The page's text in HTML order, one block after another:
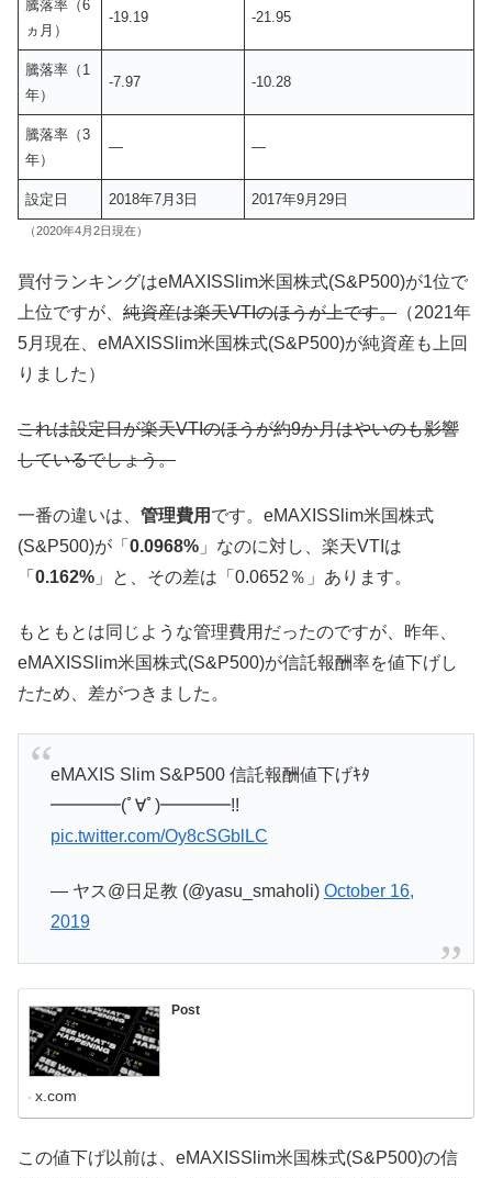
騰落率（6
ヵ月）
-19.19 -21.95
騰落率（1
年）
-7.97 -10.28
騰落率（3
年）
— —
設定日 2018年7月3日 2017年9月29日
（2020年4月2日現在）
買付ランキングはeMAXISSlim米国株式(S&P500)が1位で
上位ですが、 純資産は楽天VTIのほうが上です。 （2021年
5月現在、eMAXISSlim米国株式(S&P500)が純資産も上回
りました）
これは設定日が楽天VTIのほうが約9か月はやいのも影響
しているでしょう。
一番の違いは、 管理費用 です。eMAXISSlim米国株式
(S&P500)が「 0.0968% 」なのに対し、楽天VTIは
「 0.162% 」と、その差は「0.0652％」あります。
もともとは同じような管理費用だったのですが、昨年、
eMAXISSlim米国株式(S&P500)が信託報酬率を値下げし
たため、差がつきました。
eMAXIS Slim S&P500 信託報酬値下げｷﾀ
━━━━(ﾟ∀ﾟ)━━━━!!
pic.twitter.com/Oy8cSGblLC
— ヤス@日足教 (@yasu_smaholi) October 16,
2019
Post
x.com
この値下げ以前は、eMAXISSlim米国株式(S&P500)の信